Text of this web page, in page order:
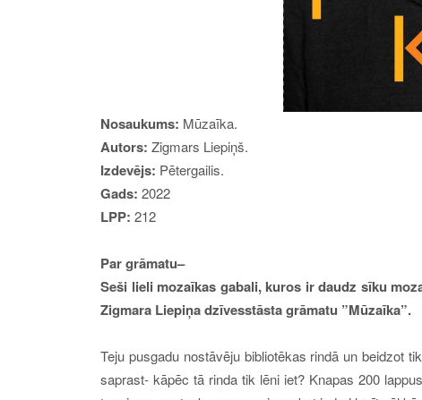
Nosaukums: Mūzaīka.
Autors: Zigmars Liepiņš.
Izdevējs: Pētergailis.
Gads: 2022
LPP: 212
Pargrāmatu–
Seši lieli mozaīkas gabali, kuros ir daudz sīku
Zigmara Liepiņa dzīvesstāsta grāmatu ”Mūzaīka”.
Teju pusgadu nostāvēju bibliotēkas rindā un beidzot
saprast- kāpēc tā rinda tik lēni iet? Knapas 200